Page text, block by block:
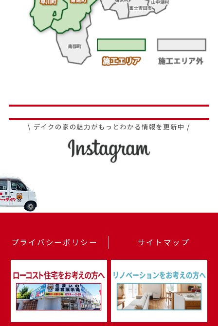
\ デイクの家の魅力がもっとわかる情報を更新中 /
プライバシーポリシー サイトマップ